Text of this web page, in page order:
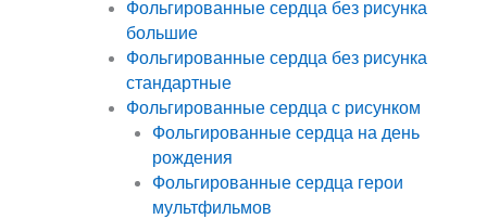
Фольгированные сердца без рисунка
большие
Фольгированные сердца без рисунка
стандартные
Фольгированные сердца с рисунком
Фольгированные сердца на день
рождения
Фольгированные сердца герои
мультфильмов